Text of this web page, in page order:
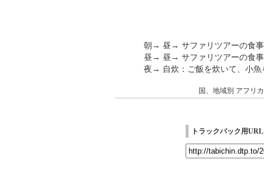
朝→ 昼→ サファリツアーの食事
昼→ 昼→ サファリツアーの食事
夜→ 自炊：ご飯を炊いて、小魚
国、地域別 アフリカ
トラックバック用URL